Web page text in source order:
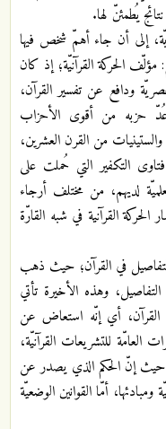
يُطمئنّ لها.
إلى أن جاء أهمّ شخص فيها
الحركة القرآنيّة؛ إذ كان
ودافع عن تفسير القرآن،
حزبه من أقوى الأحزاب
من القرن العشرين،
التكفير التي حُملت على
لديهم، من مختلف أرجاء
القرآنية في شبه القارّة
في القرآن؛ حيث ذهب
وهذه الأخيرة تأتي
أي إنّه استعاض عن
العامّة للتشريعات القرآنيّة،
حيث إنّ الحكم الذي يصدر عن
أمّا القوانين الوضعيّة